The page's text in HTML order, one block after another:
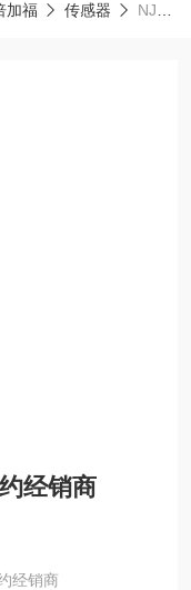
加福 传感器 NJ5-18GK-SN德国*倍加福传感器上海特约经销商
经销商
经销商